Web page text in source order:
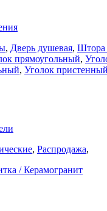
, Дверь душевая, Штора
прямоугольный,
, Уголок пристенный
, Распродажа,
/ Керамогранит